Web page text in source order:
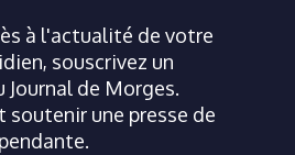
à l'actualité de votre
souscrivez un
Journal de Morges.
soutenir une presse de